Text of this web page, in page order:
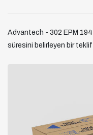
Advantech - 302 EPM
süresini belirleyen bir